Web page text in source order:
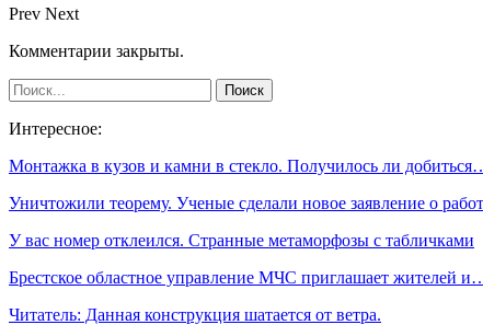
Prev Next
Комментарии закрыты.
Интересное:
Монтажка в кузов и камни в стекло. Получилось ли
Уничтожили теорему. Ученые сделали новое заявление о
У вас номер отклеился. Странные метаморфозы с табличками
Брестское областное управление МЧС приглашает жителей
Читатель: Данная конструкция шатается от ветра.